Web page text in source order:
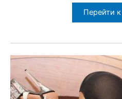
Перейти к